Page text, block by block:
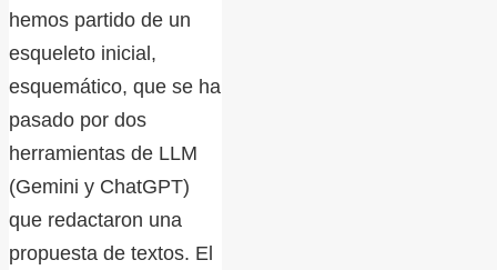
hemos partido de un
esqueleto inicial,
esquemático, que se ha
pasado por dos
herramientas de LLM
(Gemini y ChatGPT)
que redactaron una
propuesta de textos. El